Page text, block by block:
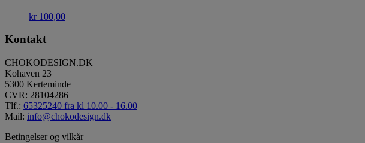
kr100,00
Kontakt
CHOKODESIGN.DK
Kohaven 23
5300 Kerteminde
CVR: 28104286
Tlf.: 65325240 fra kl 10.00 - 16.00
Mail: info@chokodesign.dk
Betingelser og vilkår